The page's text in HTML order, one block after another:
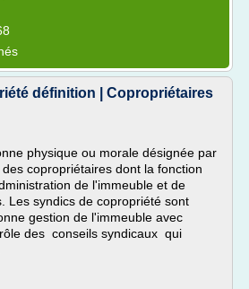
définition | Copropriétaires
physique ou morale désignée par
copropriétaires dont la fonction
de l'immeuble et de
Les syndics de copropriété sont
gestion de l'immeuble avec
des conseils syndicaux qui